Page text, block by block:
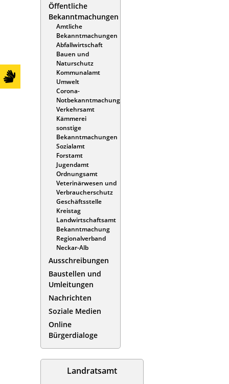
Öffentliche
Bekanntmachungen
Amtliche
Bekanntmachungen
Abfallwirtschaft
Bauen und
Naturschutz
Kommunalamt
Umwelt
Corona-
Notbekanntmachung
Verkehrsamt
Kämmerei
sonstige
Bekanntmachungen
Sozialamt
Forstamt
Jugendamt
Ordnungsamt
Veterinärwesen und
Verbraucherschutz
Geschäftsstelle
Kreistag
Landwirtschaftsamt
Bekanntmachung
Regionalverband
Neckar-Alb
Ausschreibungen
Baustellen und
Umleitungen
Nachrichten
Soziale Medien
Online
Bürgerdialoge
Landratsamt